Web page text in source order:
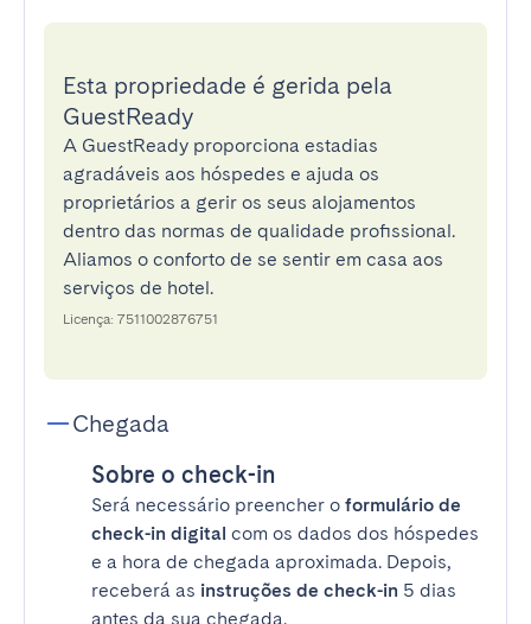
Esta propriedade é gerida pela
GuestReady
A GuestReady proporciona estadias
agradáveis aos hóspedes e ajuda os
proprietários a gerir os seus alojamentos
dentro das normas de qualidade profissional.
Aliamos o conforto de se sentir em casa aos
serviços de hotel.
Licença: 7511002876751
Chegada
Sobre o check-in
Será necessário preencher o formulário de
check-in digital com os dados dos hóspedes
e a hora de chegada aproximada. Depois,
receberá as instruções de check-in 5 dias
antes da sua chegada.